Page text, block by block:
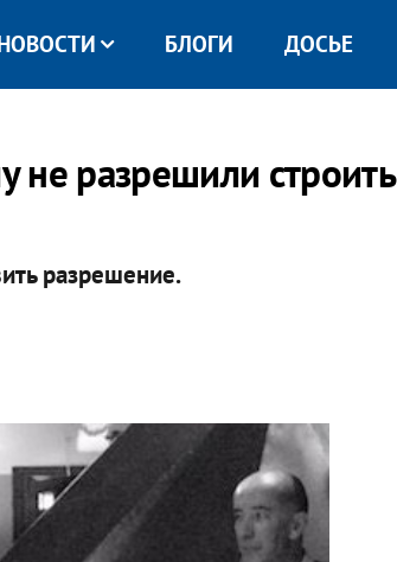
БЛОГИ ДОСЬЕ
не разрешили строить
разрешение.